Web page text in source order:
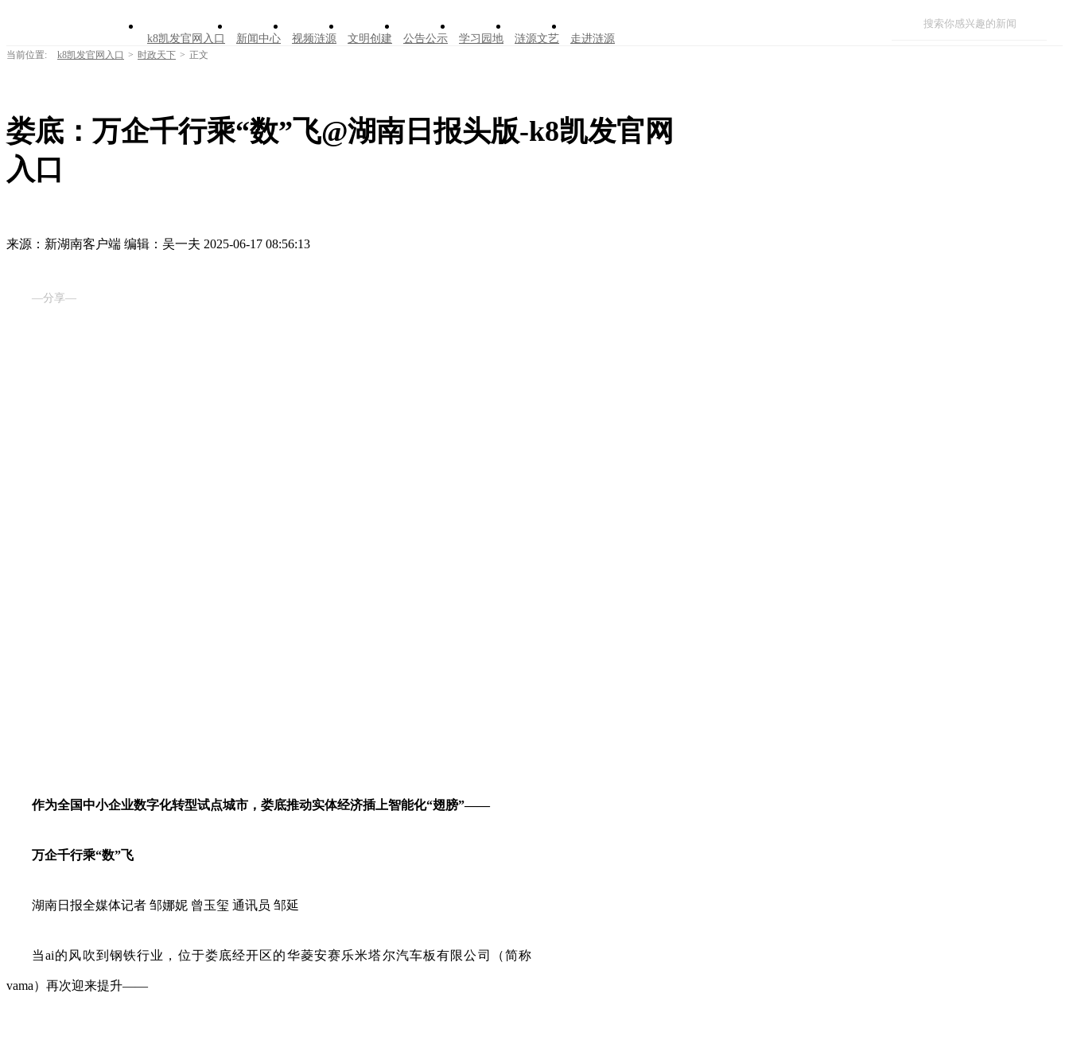
k8凯发官网入口 新闻中心 视频涟源 文明创建 公告公示 学习园地 涟源文艺 走进涟源
当前位置: k8凯发官网入口 > 时政天下 > 正文
娄底：万企千行乘“数”飞@湖南日报头版-k8凯发官网
入口
来源：新湖南客户端 编辑：吴一夫 2025-06-17 08:56:13
—分享—
作为全国中小企业数字化转型试点城市，娄底推动实体经济插上智能化“翅膀”——
万企千行乘“数”飞
湖南日报全媒体记者 邹娜妮 曾玉玺 通讯员 邹延
当ai的风吹到钢铁行业，位于娄底经开区的华菱安赛乐米塔尔汽车板有限公司（简称
vama）再次迎来提升——